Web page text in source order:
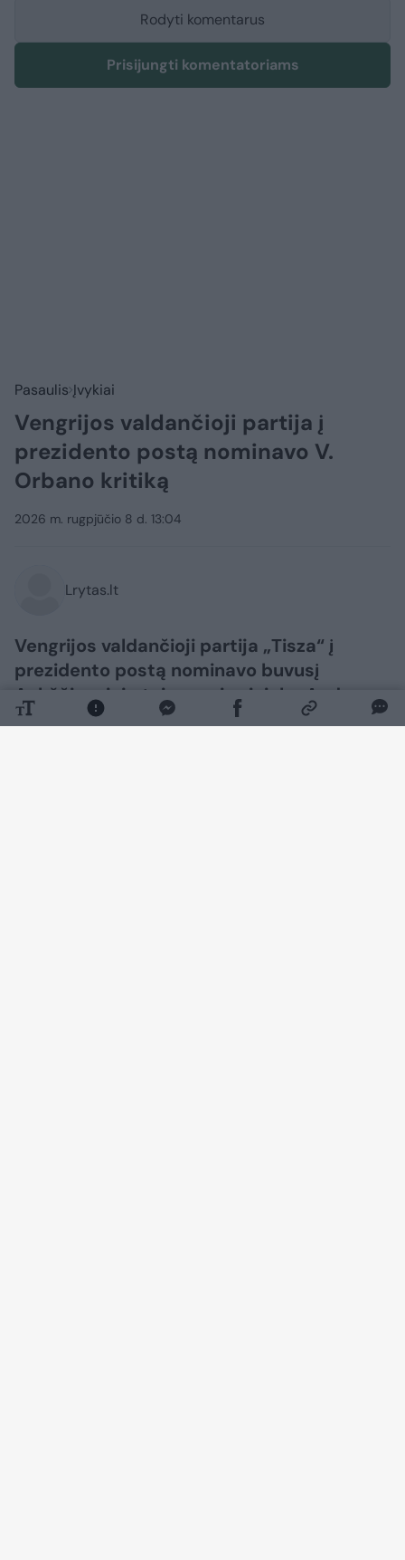
Rodyti komentarus
Prisijungti komentatoriams
Pasaulis Įvykiai
Vengrijos valdančioji partija į
prezidento postą nominavo V.
Orbano kritiką
2026 m. rugpjūčio 8 d. 13:04
Lrytas.lt
Vengrijos valdančioji partija „Tisza“ į
prezidento postą nominavo buvusį
Aukščiausiojo teismo pirmininką Andrasą
Baką.